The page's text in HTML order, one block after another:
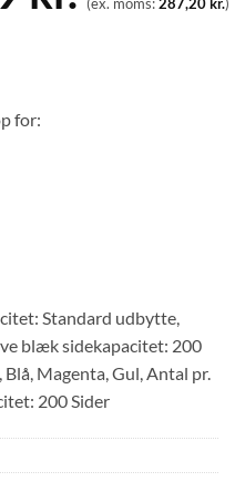
for:
Standard udbytte,
blæk sidekapacitet: 200
Magenta, Gul, Antal pr.
200 Sider